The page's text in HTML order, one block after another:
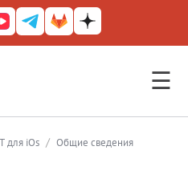
☰
КриптоАРМ
для iOs / Общие сведения